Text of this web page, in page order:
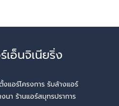
เอ็นจิเนียริ่ง
แอร์โครงการ รับล้างแอร์
นา ร้านแอร์สมุทรปราการ